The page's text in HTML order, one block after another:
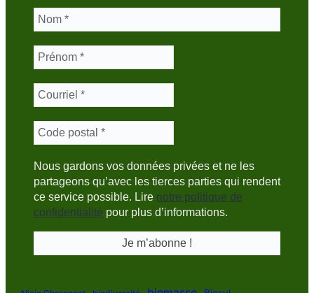
Nous gardons vos données privées et ne les
partageons qu’avec les tierces parties qui rendent
ce service possible. Lire notre politique de
confidentialité pour plus d’informations.